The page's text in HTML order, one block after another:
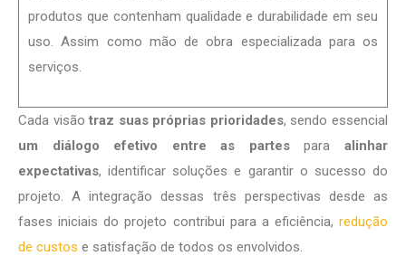
produtos que contenham qualidade e durabilidade em seu
uso. Assim como mão de obra especializada para os
serviços.
Cada visão traz suas próprias prioridades, sendo essencial
um diálogo efetivo entre as partesparaalinhar
expectativas, identificar soluções e garantir o sucesso do
projeto. A integração dessas três perspectivas desde as
fases iniciais do projeto contribui para a eficiência, redução
de custos e satisfação de todos os envolvidos.